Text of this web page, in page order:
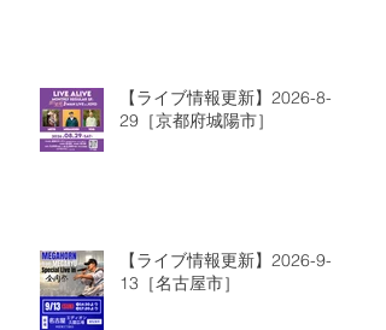
【ライブ情報更新】2026-8-
29［京都府城陽市］
【ライブ情報更新】2026-9-
13［名古屋市］